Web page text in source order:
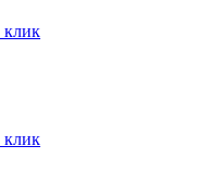
клик
клик